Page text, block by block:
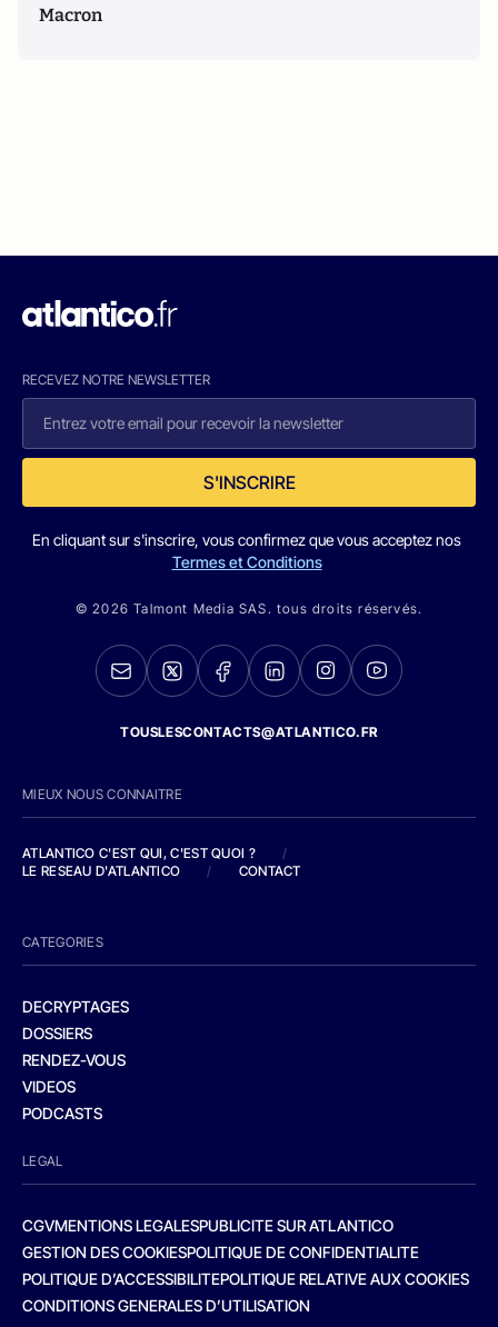
Macron
RECEVEZ NOTRE NEWSLETTER
S'INSCRIRE
En cliquant sur s'inscrire, vous confirmez que vous acceptez nos
Termes et Conditions
© 2026 Talmont Media SAS. tous droits réservés.
TOUSLESCONTACTS@ATLANTICO.FR
MIEUX NOUS CONNAITRE
ATLANTICO C'EST QUI, C'EST QUOI ?
/
LE RESEAU D'ATLANTICO
/ CONTACT
CATEGORIES
DECRYPTAGES
DOSSIERS
RENDEZ-VOUS
VIDEOS
PODCASTS
LEGAL
CGVMENTIONS LEGALESPUBLICITE SUR ATLANTICO
GESTION DES COOKIESPOLITIQUE DE CONFIDENTIALITE
POLITIQUE D’ACCESSIBILITEPOLITIQUE RELATIVE AUX COOKIES
CONDITIONS GENERALES D’UTILISATION